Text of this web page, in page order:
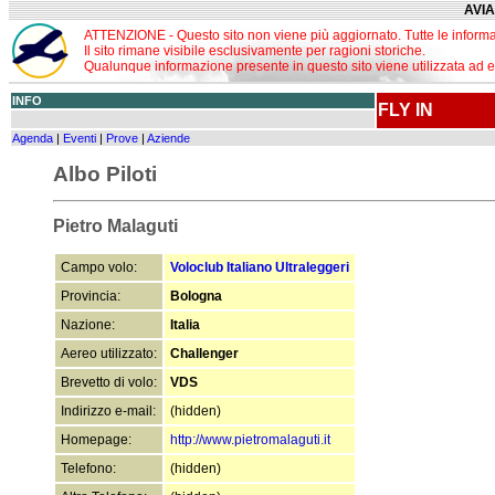
ATTENZIONE - Questo sito non viene più aggiornato. Tutte le
Il sito rimane visibile esclusivamente per ragioni storiche.
Qualunque informazione presente in questo sito viene utilizzata ad
INFO FLY IN
Agenda | Eventi | Prove | Aziende
Albo Piloti
Pietro Malaguti
Campo volo:
Voloclub Italiano Ultraleggeri
Provincia:
Bologna
Nazione:
Italia
Aereo utilizzato:
Challenger
Brevetto di volo:
VDS
Indirizzo e-mail:
(hidden)
Homepage:
http://www.pietromalaguti.it
Telefono:
(hidden)